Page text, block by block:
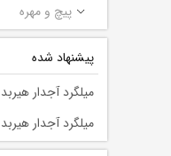
پیچ و مهره
پیشنهاد شده
میلگرد آجدار هیربد
میلگرد آجدار هیربد